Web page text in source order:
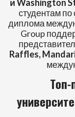
и Washington
студентам по
диплома
Group
Raffles,